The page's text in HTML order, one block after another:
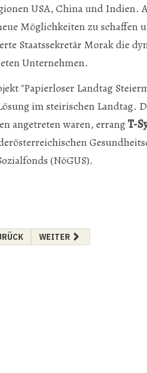
USA, China und Indien.
Möglichkeiten zu schaffen
Staatssekretär Morak die
Unternehmen.
"Papierloser Landtag
im steirischen Landtag.
angetreten waren, errangT-
(NöGUS).
BEITRAG: SIEGER IM
NÄCHSTER BEITRAG:
WEITER